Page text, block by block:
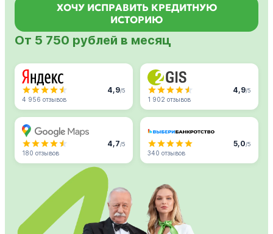
ХОЧУ ИСПРАВИТЬ КРЕДИТНУЮ
ИСТОРИЮ
От 5 750 рублей в месяц
4,9/5
4 956 отзывов
4,9/5
1 902 отзывов
4,7/5
180 отзывов
5,0/5
340 отзывов